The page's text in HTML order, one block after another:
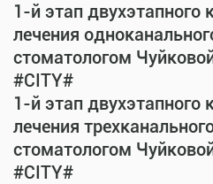
1-й этап двухэтапного
лечения
стоматологом
#CITY#
1-й этап двухэтапного
лечения
стоматологом
#CITY#